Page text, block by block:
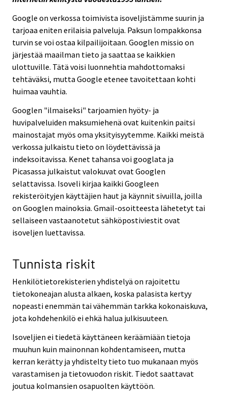
Google on verkossa toimivista isoveljistämme suurin ja
tarjoaa eniten erilaisia palveluja. Paksun lompakkonsa
turvin se voi ostaa kilpailijoitaan. Googlen missio on
järjestää maailman tieto ja saattaa se kaikkien
ulottuville. Tätä voisi luonnehtia mahdottomaksi
tehtäväksi, mutta Google etenee tavoitettaan kohti
huimaa vauhtia.
Googlen "ilmaiseksi" tarjoamien hyöty- ja
huvipalveluiden maksumiehenä ovat kuitenkin paitsi
mainostajat myös oma yksityisyytemme. Kaikki meistä
verkossa julkaistu tieto on löydettävissä ja
indeksoitavissa. Kenet tahansa voi googlata ja
Picasassa julkaistut valokuvat ovat Googlen
selattavissa. Isoveli kirjaa kaikki Googleen
rekisteröityjen käyttäjien haut ja käynnit sivuilla, joilla
on Googlen mainoksia. Gmail-osoitteesta lähetetyt tai
sellaiseen vastaanotetut sähköpostiviestit ovat
isoveljen luettavissa.
Tunnista riskit
Henkilötietorekisterien yhdistelyä on rajoitettu
tietokoneajan alusta alkaen, koska palasista kertyy
nopeasti enemmän tai vähemmän tarkka kokonaiskuva,
jota kohdehenkilö ei ehkä halua julkisuuteen.
Isoveljien ei tiedetä käyttäneen keräämiään tietoja
muuhun kuin mainonnan kohdentamiseen, mutta
kerran kerätty ja yhdistelty tieto tuo mukanaan myös
varastamisen ja tietovuodon riskit. Tiedot saattavat
joutua kolmansien osapuolten käyttöön.